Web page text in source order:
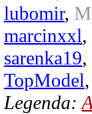
lubomir,
marcinxxl,
sarenka19,
TopModel,
Legenda: